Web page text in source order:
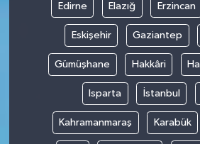
Edirne Elazığ Erzincan
Eskişehir Gaziantep
Gümüşhane Hakkâri
Isparta İstanbul
Kahramanmaraş Karabük